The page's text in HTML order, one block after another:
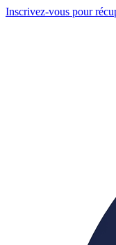
Inscrivez-vous pour